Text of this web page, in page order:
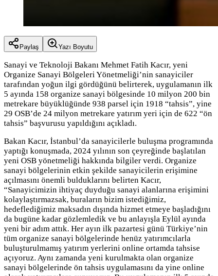
Paylaş Yazı Boyutu
Sanayi ve Teknoloji Bakanı Mehmet Fatih Kacır, yeni
Organize Sanayi Bölgeleri Yönetmeliği’nin sanayiciler
tarafından yoğun ilgi gördüğünü belirterek, uygulamanın ilk
5 ayında 158 organize sanayi bölgesinde 10 milyon 200 bin
metrekare büyüklüğünde 938 parsel için 1918 “tahsis”, yine
29 OSB’de 24 milyon metrekare yatırım yeri için de 622 “ön
tahsis” başvurusu yapıldığını açıkladı.
Bakan Kacır, İstanbul’da sanayicilerle buluşma programında
yaptığı konuşmada, 2024 yılının son çeyreğinde başlatılan
yeni OSB yönetmeliği hakkında bilgiler verdi. Organize
sanayi bölgelerinin etkin şekilde sanayicilerin erişimine
açılmasını önemli bulduklarını belirten Kacır,
“Sanayicimizin ihtiyaç duyduğu sanayi alanlarına erişimini
kolaylaştırmazsak, buraların bizim istediğimiz,
hedeflediğimiz maksadın dışında hizmet etmeye başladığını
da bugüne kadar gözlemledik ve bu anlayışla Eylül ayında
yeni bir adım attık. Her ayın ilk pazartesi günü Türkiye’nin
tüm organize sanayi bölgelerinde henüz yatırımcılarla
buluşturulmamış yatırım yerlerini online ortamda tahsise
açıyoruz. Aynı zamanda yeni kurulmakta olan organize
sanayi bölgelerinde ön tahsis uygulamasını da yine online